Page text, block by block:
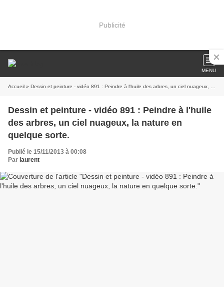
Publicité
MENU
Accueil » Dessin et peinture - vidéo 891 : Peindre à l'huile des arbres, un ciel nuageux, la nature en quelque sorte.
Dessin et peinture - vidéo 891 : Peindre à l'huile
des arbres, un ciel nuageux, la nature en
quelque sorte.
Publié le 15/11/2013 à 00:08
Par laurent